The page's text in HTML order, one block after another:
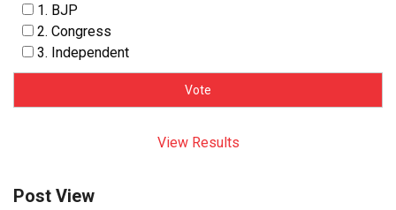
1. BJP
2. Congress
3. Independent
View Results
Post View